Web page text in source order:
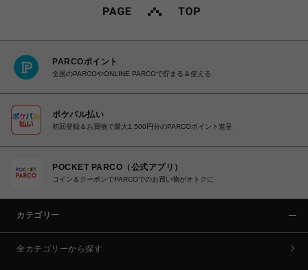
PARCOポイント
全国のPARCOやONLINE PARCOで貯まる＆使える
ポケパル払い
初回登録＆お買物で最大1,500円分のPARCOポイント進呈
POCKET PARCO（公式アプリ）
コイン＆クーポンでPARCOでのお買い物がオトクに
カテゴリー
全カテゴリーから探す